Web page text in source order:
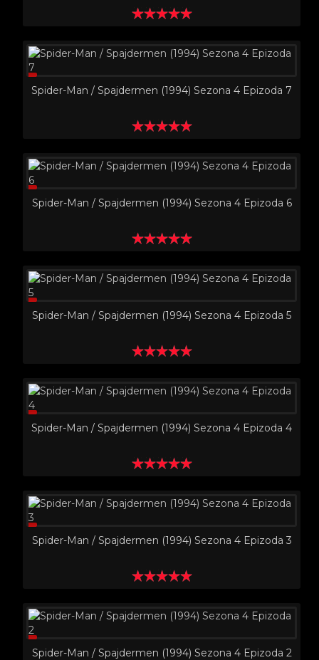
Spider-Man / Spajdermen (1994) Sezona 4 Epizoda 7
Spider-Man / Spajdermen (1994) Sezona 4 Epizoda 6
Spider-Man / Spajdermen (1994) Sezona 4 Epizoda 5
Spider-Man / Spajdermen (1994) Sezona 4 Epizoda 4
Spider-Man / Spajdermen (1994) Sezona 4 Epizoda 3
Spider-Man / Spajdermen (1994) Sezona 4 Epizoda 2